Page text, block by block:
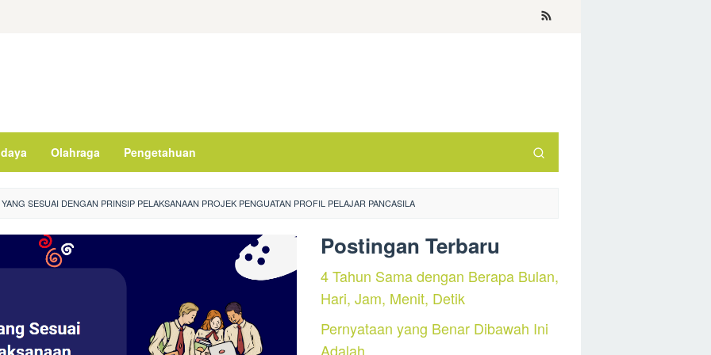
Olahraga Pengetahuan
SESUAI DENGAN PRINSIP PELAKSANAAN PROJEK PENGUATAN PROFIL PELAJAR PANCASILA
Postingan Terbaru
4 Tahun Sama dengan Berapa Bulan,
Hari, Jam, Menit, Detik
Pernyataan yang Benar Dibawah Ini
Adalah